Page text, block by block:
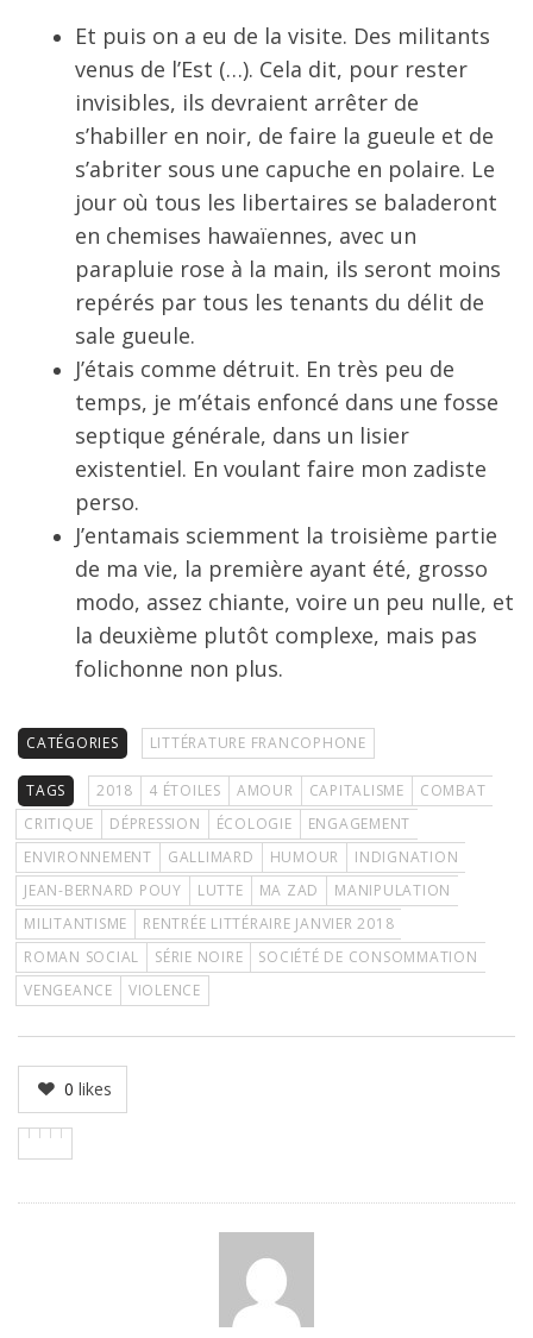
Et puis on a eu de la visite. Des militants
venus de l’Est (…). Cela dit, pour rester
invisibles, ils devraient arrêter de
s’habiller en noir, de faire la gueule et de
s’abriter sous une capuche en polaire. Le
jour où tous les libertaires se baladeront
en chemises hawaïennes, avec un
parapluie rose à la main, ils seront moins
repérés par tous les tenants du délit de
sale gueule.
J’étais comme détruit. En très peu de
temps, je m’étais enfoncé dans une fosse
septique générale, dans un lisier
existentiel. En voulant faire mon zadiste
perso.
J’entamais sciemment la troisième partie
de ma vie, la première ayant été, grosso
modo, assez chiante, voire un peu nulle, et
la deuxième plutôt complexe, mais pas
folichonne non plus.
CATÉGORIES LITTÉRATURE FRANCOPHONE
TAGS 2018 4 ÉTOILES AMOUR CAPITALISME
COMBAT
CRITIQUE
DÉPRESSION ÉCOLOGIE
ENGAGEMENT
ENVIRONNEMENT
GALLIMARD HUMOUR
INDIGNATION
JEAN-BERNARD POUY
LUTTE MA ZAD
MANIPULATION
MILITANTISME
RENTRÉE LITTÉRAIRE JANVIER 2018
ROMAN SOCIAL
SÉRIE NOIRE
SOCIÉTÉ DE CONSOMMATION
VENGEANCE
VIOLENCE
0 likes